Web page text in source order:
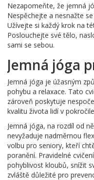
Nezapomeňte, že jemná
Nespěchejte a nesnažte
Užívejte si každý krok na
Poslouchejte své tělo,
sami se sebou.
Jemná jóga
Jemná jóga je úžasným
pohybu a relaxace. Tato
zároveň poskytuje
kvalitu života lidí v
Jemná jóga, na rozdíl od
nevyžaduje nadměrnou
volbu pro seniory, kteří
poranění. Pravidelné
pohyblivost kloubů, snížit
zvláště důležité pro